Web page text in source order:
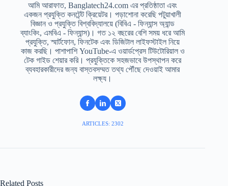
আমি আরাফাত, Banglatech24.com এর প্রতিষ্ঠাতা এবং
একজন প্রযুক্তি কনটেন্ট ক্রিয়েটর। পড়াশোনা করেছি পটুয়াখালী
বিজ্ঞান ও প্রযুক্তি বিশ্ববিদ্যালয়ে (বিবিএ - ফিন্যান্স অ্যান্ড
ব্যাংকিং, এমবিএ - ফিন্যান্স)। গত ১২ বছরের বেশি সময় ধরে আমি
প্রযুক্তি, স্মার্টফোন, ফিনটেক এবং ডিজিটাল লাইফস্টাইল নিয়ে
কাজ করছি। পাশাপাশি YouTube-এ ওয়ার্ডপ্রেস টিউটোরিয়াল ও
টেক গাইড শেয়ার করি। প্রযুক্তিকে সহজভাবে উপস্থাপন করে
ব্যবহারকারীদের জন্য বাস্তবসম্মত তথ্য পৌঁছে দেওয়াই আমার
লক্ষ্য।
ARTICLES: 2302
Related Posts